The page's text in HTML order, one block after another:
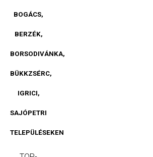
BOGÁCS,
BERZÉK,
BORSODIVÁNKA,
BÜKKZSÉRC,
IGRICI,
SAJÓPETRI
TELEPÜLÉSEKEN